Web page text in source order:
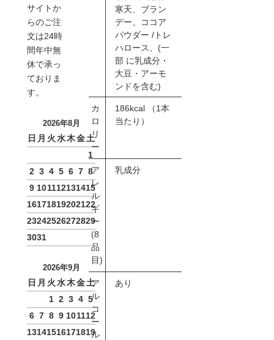
サイトか
らのご注
文は24時
間年中無
休で承っ
ておりま
す。
2026年8月
日 月 火水木金土
1
2 3 4 5 6 7 8
9 101112131415
16171819202122
23242526272829
3031
2026年9月
日 月 火水木金土
1 2 3 4 5
6 7 8 9 101112
13141516171819
寒天、ブラン
デー、ココア
パウダー /トレ
ハロース、(一
部 に乳成分・
大豆・アーモ
ンドを含む)
カ
ロ
リ
ー
186kcal （1本
当たり）
ア
レ
ル
ギ
ー
(8
品
目)
乳成分
ア
ル
コ
ー
ル
あり